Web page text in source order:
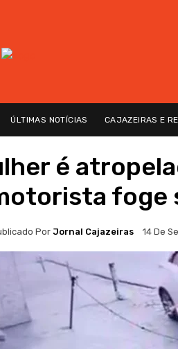
ÚLTIMAS NOTÍCIAS CAJAZEIRAS E
é
foge
Por Jornal Cajazeiras 14 De